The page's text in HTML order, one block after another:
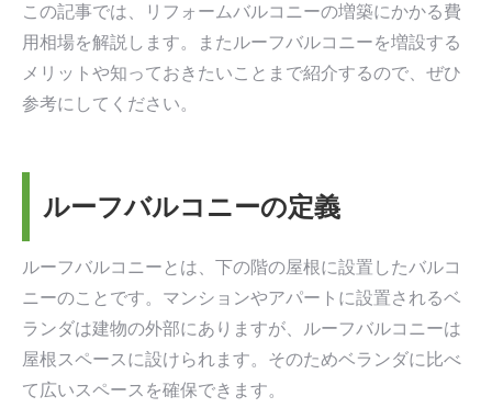
この記事では、リフォームバルコニーの増築にかかる費
用相場を解説します。またルーフバルコニーを増設する
メリットや知っておきたいことまで紹介するので、ぜひ
参考にしてください。
ルーフバルコニーの定義
ルーフバルコニーとは、下の階の屋根に設置したバルコ
ニーのことです。マンションやアパートに設置されるベ
ランダは建物の外部にありますが、ルーフバルコニーは
屋根スペースに設けられます。そのためベランダに比べ
て広いスペースを確保できます。